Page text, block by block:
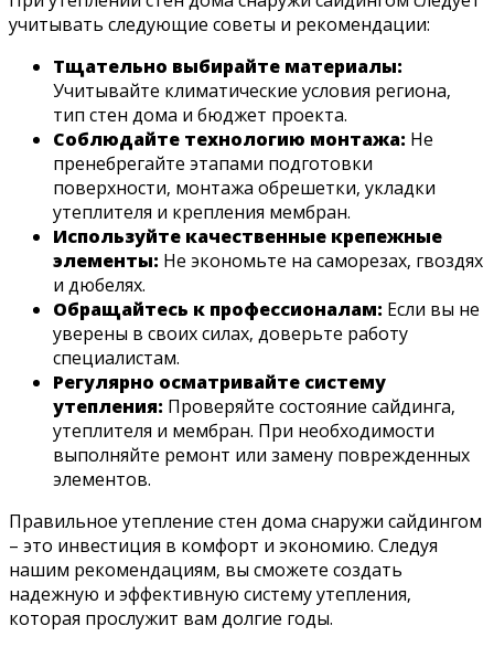
учитывать следующие советы и рекомендации:
Тщательно выбирайте материалы:
Учитывайте климатические условия региона‚
тип стен дома и бюджет проекта.
Соблюдайте технологию монтажа: Не
пренебрегайте этапами подготовки
поверхности‚ монтажа обрешетки‚ укладки
утеплителя и крепления мембран.
Используйте качественные крепежные
элементы: Не экономьте на саморезах‚ гвоздях
и дюбелях.
Обращайтесь к профессионалам: Если вы не
уверены в своих силах‚ доверьте работу
специалистам.
Регулярно осматривайте систему
утепления: Проверяйте состояние сайдинга‚
утеплителя и мембран. При необходимости
выполняйте ремонт или замену поврежденных
элементов.
Правильное утепление стен дома снаружи сайдингом
– это инвестиция в комфорт и экономию. Следуя
нашим рекомендациям‚ вы сможете создать
надежную и эффективную систему утепления‚
которая прослужит вам долгие годы.